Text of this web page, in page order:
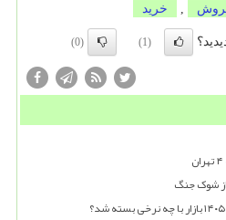
خرید
(1)
(0)
شوک جنگ